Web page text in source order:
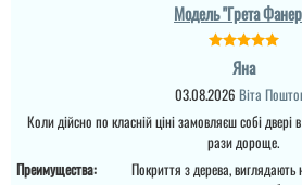
Міла
Вітаю! Замовляли тут
вхідні двері в будинок і
Модель "Грета
Яна
03.08.2026 Віта
Коли дійсно по класній ціні замовляєш собі
рази дороще.
Преимущества:
Покриття з дерева,